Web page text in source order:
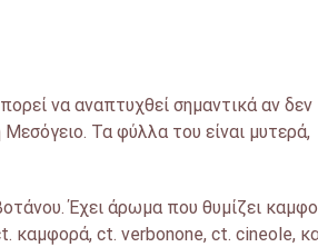
να αναπτυχθεί σημαντικά αν δεν
Τα φύλλα του είναι μυτερά,
Έχει άρωμα που θυμίζει
καμφορά, ct. verbonone, ct. cineole,